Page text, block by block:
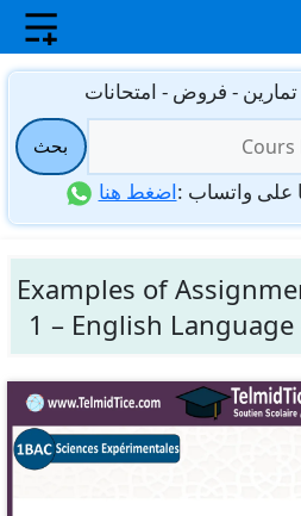
- فروض - امتحانات
بحث
على واتساب :اضغط هنا
Examples of
1 – English Language